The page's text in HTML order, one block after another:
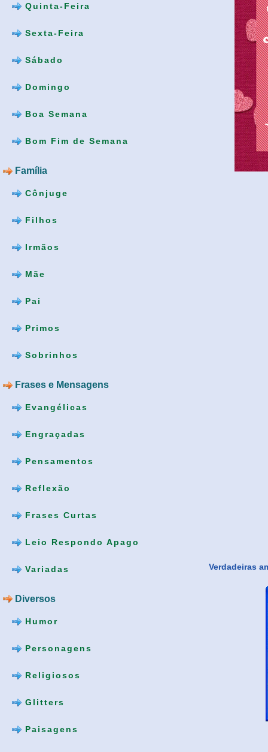
Quinta-Feira
Sexta-Feira
Sábado
Domingo
Boa Semana
Bom Fim de Semana
Família
Cônjuge
Filhos
Irmãos
Mãe
Pai
Primos
Sobrinhos
Frases e Mensagens
Evangélicas
Engraçadas
Pensamentos
Reflexão
Frases Curtas
Leio Respondo Apago
Variadas
Diversos
Humor
Personagens
Religiosos
Glitters
Paisagens
Verdadeiras